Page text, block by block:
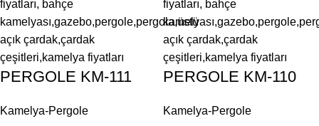
PERGOLE KM-111
Kamelya-Pergole
PERGOLE KM-110
Kamelya-Pergole